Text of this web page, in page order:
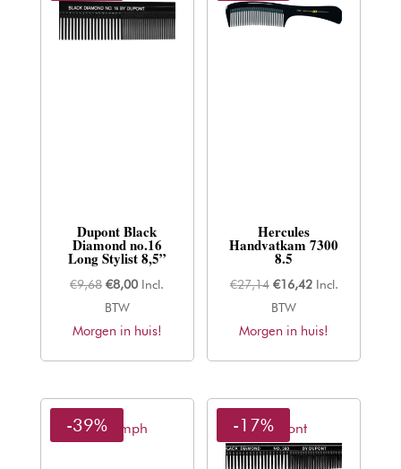
Dupont Black
Diamond no.16
Long Stylist 8,5”
€9,68 Oorspronkelijke
prijs
was:
€8,00Huidige
is:
Incl.
BTW
Morgen in huis!
Hercules
Handvatkam 7300
8.5
€27,14 Oorspronkelijke
prijs
was:
€16,42Huidige
is:
Incl.
BTW
Morgen in huis!
Thriumph
-39% Dupont
-17%